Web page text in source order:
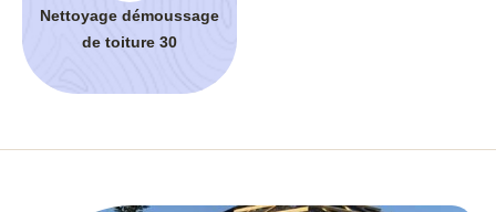
Nettoyage démoussage
de toiture 30